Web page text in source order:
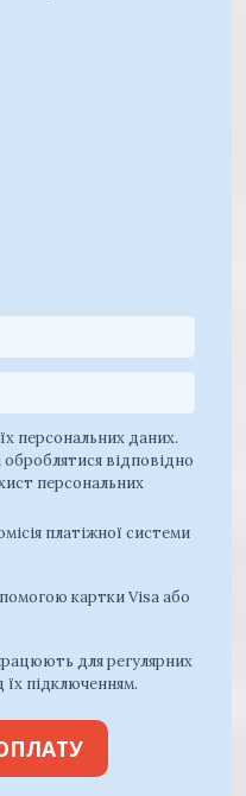
персональних даних.
оброблятися відповідно
персональних
платіжної системи
картки Visa або
для регулярних
підключенням.